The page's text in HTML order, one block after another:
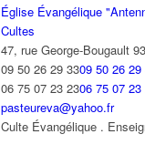
Église Évangélique
Cultes
47, rue George-Bougault
09 50 26 29 3309 50 26 29
06 75 07 23 2306 75 07 23
pasteureva@yahoo.fr
Culte Évangélique .